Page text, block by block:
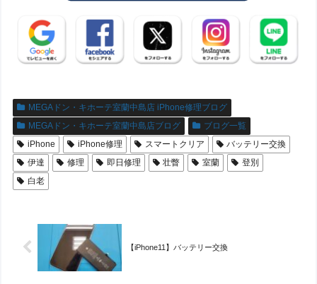
MEGAドン・キホーテ室蘭中島店 iPhone修理ブログ
MEGAドン・キホーテ室蘭中島店ブログ
ブログ一覧
iPhone
iPhone修理 スマートクリア
バッテリー交換
伊達
修理 即日修理 壮瞥 室蘭
登別
白老
【iPhone11】バッテリー交換